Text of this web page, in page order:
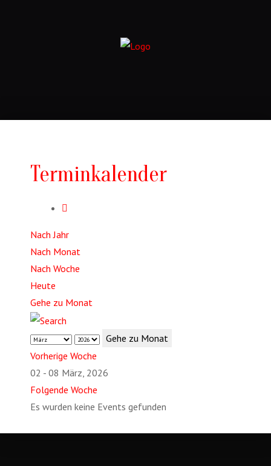
Terminkalender
Nach Jahr
Nach Monat
Nach Woche
Heute
Gehe zu Monat
Gehe zu Monat
Vorherige Woche
02 - 08 März, 2026
Folgende Woche
Es wurden keine Events gefunden